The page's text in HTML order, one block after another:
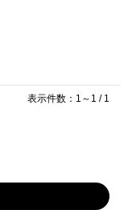
表示件数：1～1 / 1